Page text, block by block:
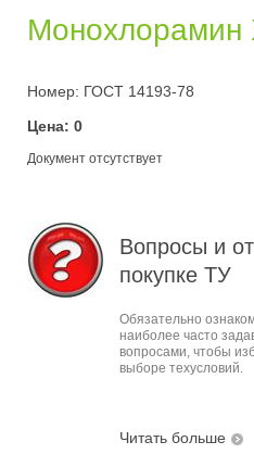
Монохлорамин
Номер: ГОСТ 14193-78
Цена: 0
Документ отсутствует
Вопросы и
покупке ТУ
Обязательно
наиболее часто
вопросами, чтобы
выборе техусловий.
Читать больше